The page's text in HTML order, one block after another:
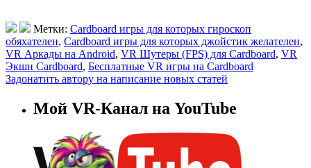
Метки: Cardboard игры для которых гироскоп
обяхателен, Cardboard игры для которых джойстик желателен,
VR Аркады на Android, VR Шутеры (FPS) для Cardboard, VR
Экшн Cardboard, Бесплатные VR игры на Cardboard
Задонатить автору на написание новых статей
Мой VR-Канал на YouTube